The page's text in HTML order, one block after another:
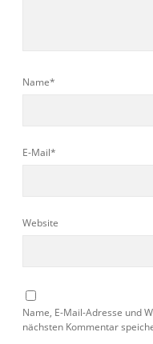
Name*
E-Mail*
Website
Name, E-Mail-Adresse und
nächsten Kommentar